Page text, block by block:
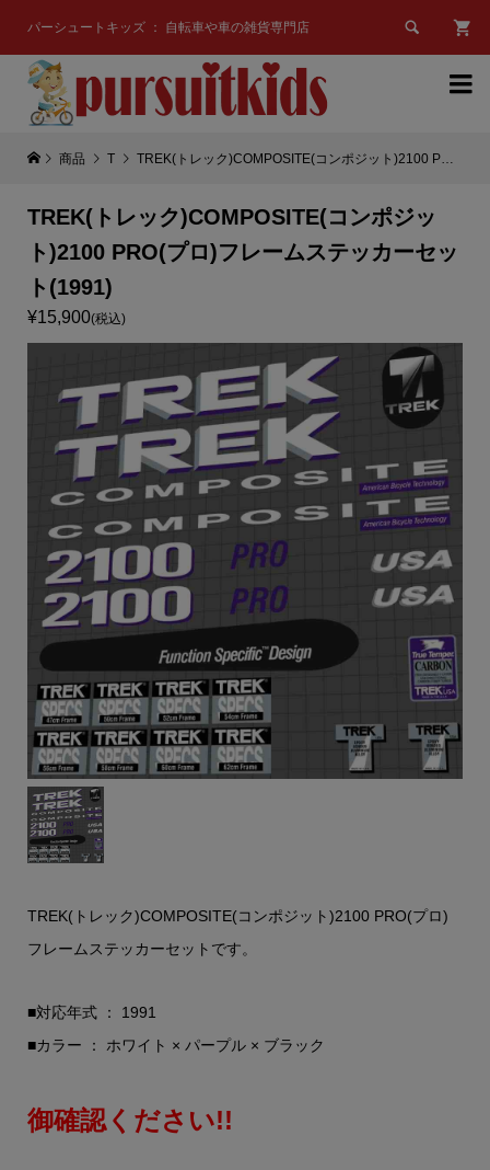
パーシュートキッズ ： 自転車や車の雑貨専門店 

商品 T TREK(トレック)COMPOSITE(コンポジット)2100 PRO(プロ)フレームステッカーセット(1991)
TREK(トレック)COMPOSITE(コンポジッ
ト)2100 PRO(プロ)フレームステッカーセッ
ト(1991)
¥15,900(税込)
TREK(トレック)COMPOSITE(コンポジット)2100 PRO(プロ)
フレームステッカーセットです。
■対応年式 ： 1991
■カラー ： ホワイト × パープル × ブラック
御確認ください!!